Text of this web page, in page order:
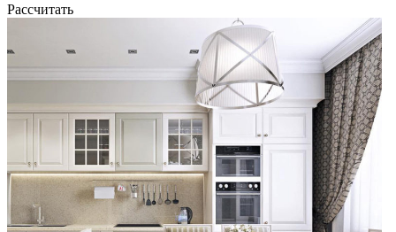
Рассчитать